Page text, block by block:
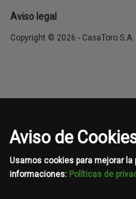
Aviso legal
Copyright © 2026 - CasaToro
Aviso de
Usamos cookies para mejorar
informaciones: Políticas de